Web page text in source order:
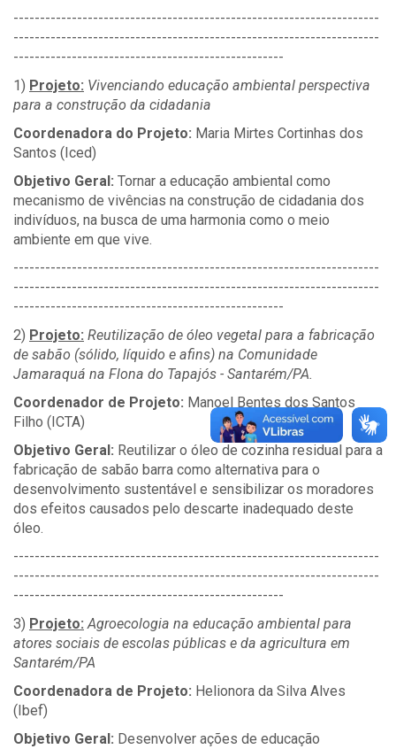
---------------------------------------------------------------------
---------------------------------------------------------------------
---------------------------------------------------
1) Projeto: Vivenciando educação ambiental perspectiva
para a construção da cidadania
Coordenadora do Projeto: Maria Mirtes Cortinhas dos
Santos (Iced)
Objetivo Geral: Tornar a educação ambiental como
mecanismo de vivências na construção de cidadania dos
indivíduos, na busca de uma harmonia como o meio
ambiente em que vive.
---------------------------------------------------------------------
---------------------------------------------------------------------
---------------------------------------------------
2) Projeto: Reutilização de óleo vegetal para a fabricação
de sabão (sólido, líquido e afins) na Comunidade
Jamaraquá na Flona do Tapajós - Santarém/PA.
Coordenador de Projeto: Manoel Bentes dos Santos
Filho (ICTA)
Objetivo Geral: Reutilizar o óleo de cozinha residual para a
fabricação de sabão barra como alternativa para o
desenvolvimento sustentável e sensibilizar os moradores
dos efeitos causados pelo descarte inadequado deste
óleo.
---------------------------------------------------------------------
---------------------------------------------------------------------
---------------------------------------------------
3) Projeto: Agroecologia na educação ambiental para
atores sociais de escolas públicas e da agricultura em
Santarém/PA
Coordenadora de Projeto: Helionora da Silva Alves
(Ibef)
Objetivo Geral: Desenvolver ações de educação